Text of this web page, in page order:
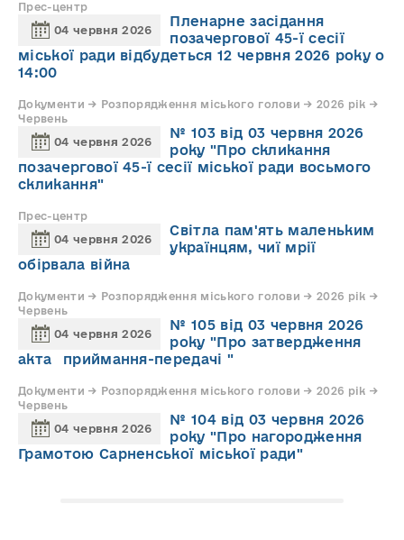
Прес-центр
04 червня 2026
Пленарне засідання
позачергової 45-ї сесії
міської ради відбудеться 12 червня 2026 року о
14:00
Документи → Розпорядження міського голови → 2026 рік →
Червень
04 червня 2026
№ 103 від 03 червня 2026
року "Про скликання
позачергової 45-ї сесії міської ради восьмого
скликання"
Прес-центр
04 червня 2026
Світла пам'ять маленьким
українцям, чиї мрії
обірвала війна
Документи → Розпорядження міського голови → 2026 рік →
Червень
04 червня 2026
№ 105 від 03 червня 2026
року "Про затвердження
акта приймання-передачі "
Документи → Розпорядження міського голови → 2026 рік →
Червень
04 червня 2026
№ 104 від 03 червня 2026
року "Про нагородження
Грамотою Сарненської міської ради"